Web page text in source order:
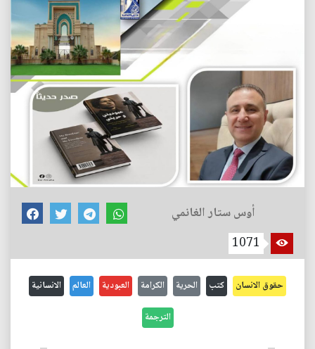
أوس ستار الغانمي
1071
حقوق الانسان كتب الحرية الكرامة العبودية العالم الانسانية
الترجمة